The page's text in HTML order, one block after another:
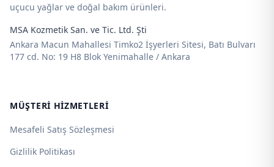
uçucu yağlar ve doğal bakım ürünleri.
MSA Kozmetik San. ve Tic. Ltd. Şti
Ankara Macun Mahallesi Timko2 İşyerleri Sitesi, Batı Bulvarı
177 cd. No: 19 H8 Blok Yenimahalle / Ankara
MÜŞTERI HIZMETLERI
Mesafeli Satış Sözleşmesi
Gizlilik Politikası